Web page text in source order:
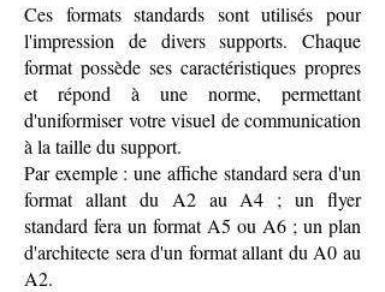
Ces formats standards sont utilisés pour
l'impression de divers supports. Chaque
format possède ses caractéristiques propres
et répond à une norme, permettant
d'uniformiser votre visuel de communication
à la taille du support.
Par exemple : une affiche standard sera d'un
format allant du A2 au A4 ; un flyer
standard fera un format A5 ou A6 ; un plan
d'architecte sera d'un format allant du A0 au
A2.